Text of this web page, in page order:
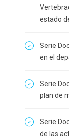
estado
Serie
en el
Serie
plan de
Serie
de las